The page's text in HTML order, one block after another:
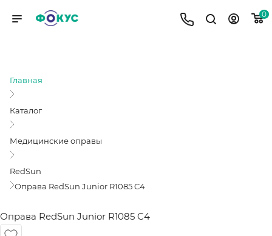
0
Главная
Каталог
Медицинские оправы
RedSun
Оправа RedSun Junior R1085 C4
Оправа RedSun Junior R1085 C4